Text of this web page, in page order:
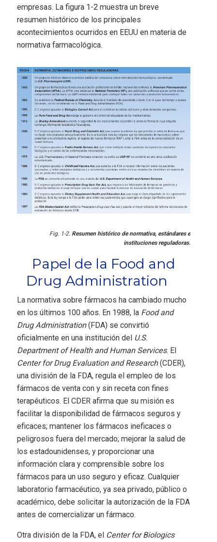
empresas. La figura 1-2 muestra un breve
resumen histórico de los principales
acontecimientos ocurridos en EEUU en materia de
normativa farmacológica.
Fig. 1-2. Resumen histórico de normativa, estándares e
instituciones reguladoras.
Papel de la Food and
Drug Administration
La normativa sobre fármacos ha cambiado mucho
en los últimos 100 años. En 1988, la Food and
Drug Administration(FDA) se convirtió
oficialmente en una institución del U.S.
Department of Health and Human Services. El
Center for Drug Evaluation and Research(CDER),
una división de la FDA, regula el empleo de los
fármacos de venta con y sin receta con fines
terapéuticos. El CDER afirma que su misión es
facilitar la disponibilidad de fármacos seguros y
eficaces; mantener los fármacos ineficaces o
peligrosos fuera del mercado; mejorar la salud de
los estadounidenses, y proporcionar una
información clara y comprensible sobre los
fármacos para un uso seguro y eficaz. Cualquier
laboratorio farmacéutico, ya sea privado, público o
académico, debe solicitar la autorización de la FDA
antes de comercializar un fármaco.
Otra división de la FDA, el Center for Biologics